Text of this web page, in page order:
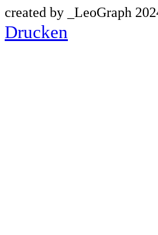
created by _LeoGraph
Drucken